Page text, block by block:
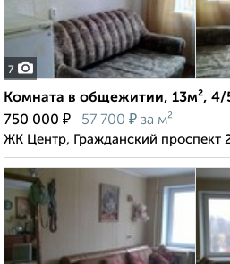
7
Комната в общежитии, 13м², 4/
750 000 ₽ 57 700 ₽ за м²
ЖК Центр, Гражданский проспект